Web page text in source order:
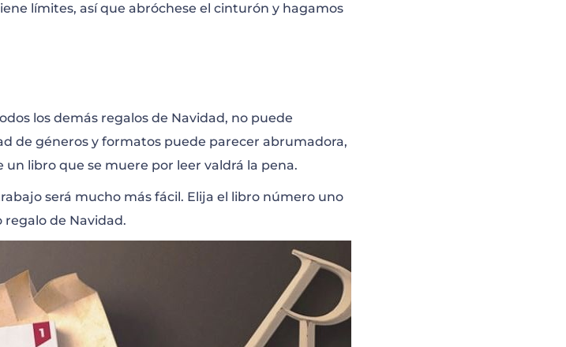
límites, así que abróchese el cinturón y hagamos
los demás regalos de Navidad, no puede
de géneros y formatos puede parecer abrumadora,
libro que se muere por leer valdrá la pena.
será mucho más fácil. Elija el libro número uno
regalo de Navidad.